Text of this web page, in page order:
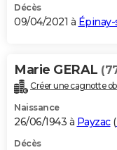
Décès
09/04/2021 à
Marie GERAL
Créer une cagnotte
Naissance
26/06/1943 à Payzac(
Décès